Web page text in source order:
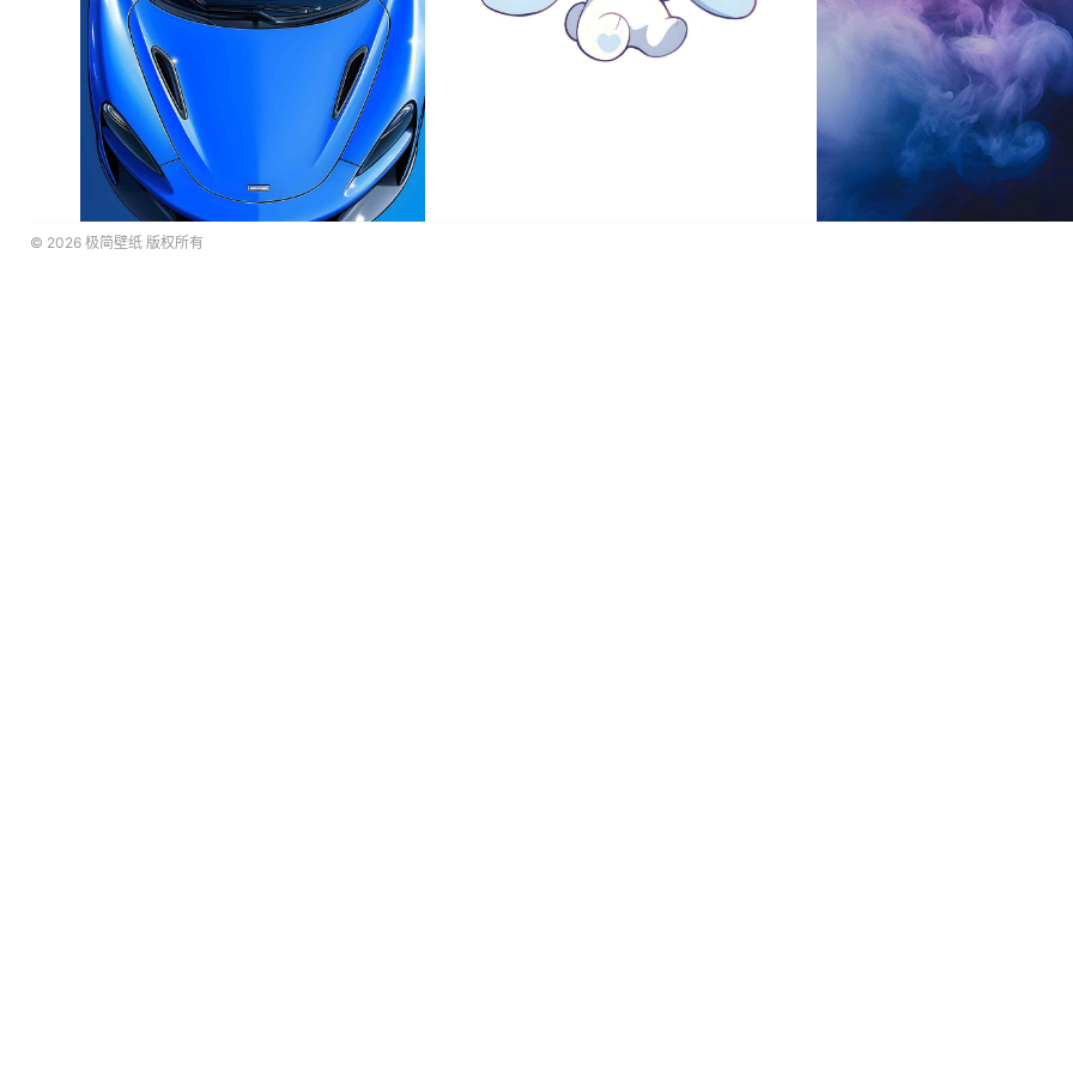
© 2026 极简壁纸 版权所有